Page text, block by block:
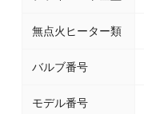
無点火ヒーター類
バルブ番号
モデル番号